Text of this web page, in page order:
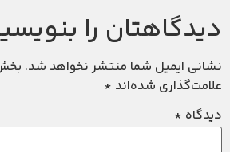
دیدگاهتان را
نشانی ایمیل شما منتشر نخواهد شد.
علامت‌گذاری شده‌اند *
دیدگاه *